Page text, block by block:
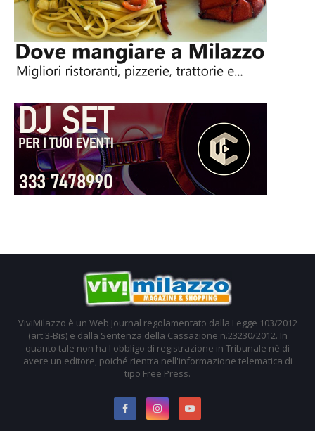
ViviMilazzo è un Web Journal regolamentato dalla Legge 103/2012
(art.3-Bis) e dalla Sentenza della Cassazione n.23230/2012. In
quanto tale non ha l'obbligo di registrazione in Tribunale nè di
avere un editore, poiché rientra nell'informazione telematica di
tipo Free Press.